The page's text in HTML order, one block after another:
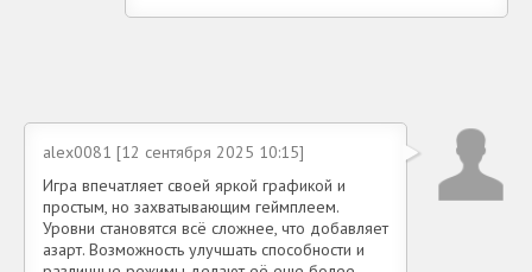
alex0081 [12 сентября 2025 10:15]
Игра впечатляет своей яркой графикой и
простым, но захватывающим геймплеем.
Уровни становятся всё сложнее, что добавляет
азарт. Возможность улучшать способности и